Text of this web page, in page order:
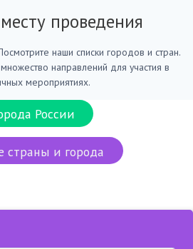
проведения
наши списки городов и стран.
направлений для участия в
мероприятиях.
России
страны и города